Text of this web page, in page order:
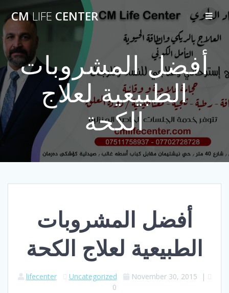
CMLIFE CENTER
أفضل المشروبات
الطبيعية لعلاج
الكحة
أفضل المشروبات
الطبيعية لعلاج الكحة
lifecenter Uncategorized November 30, 2015 |
0